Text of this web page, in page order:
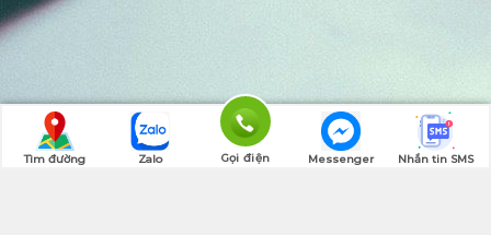
Tìm đường Zalo Gọi điện Messenger Nhắn tin SMS